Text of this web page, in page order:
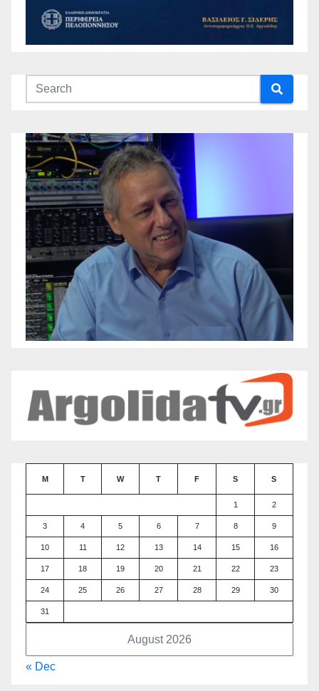
August 2026
M T W T F S S
1 2
3 4 5 6 7 8 9
10 11 12 13 14 15 16
17 18 19 20 21 22 23
24 25 26 27 28 29 30
31
« Dec